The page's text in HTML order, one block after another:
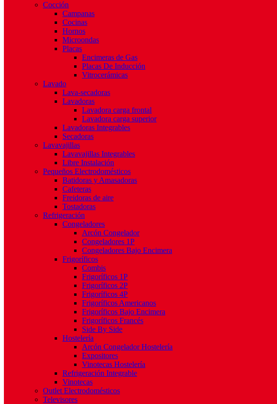
Cocción
Campanas
Cocinas
Hornos
Microondas
Placas
Encimeras de Gas
Placas De Inducción
Vitrocerámicas
Lavado
Lava-secadoras
Lavadoras
Lavadora carga frontal
Lavadora carga superior
Lavadoras Integrables
Secadoras
Lavavajillas
Lavavajillas Integrables
Libre Instalación
Pequeños Electrodomésticos
Batidoras y Amasadoras
Cafeteras
Freidoras de aire
Tostadoras
Refrigeración
Congeladores
Arcón Congelador
Congeladores 1P
Congeladores Bajo Encimera
Frigoríficos
Combis
Frigoríficos 1P
Frigoríficos 2P
Frigoríficos 4P
Frigoríficos Americanos
Frigoríficos Bajo Encimera
Frigoríficos Francés
Side By Side
Hostelería
Arcón Congelador Hostelería
Expositores
Vinotecas Hostelería
Refrigeración Integrable
Vinotecas
Outlet Electrodomésticos
Televisores